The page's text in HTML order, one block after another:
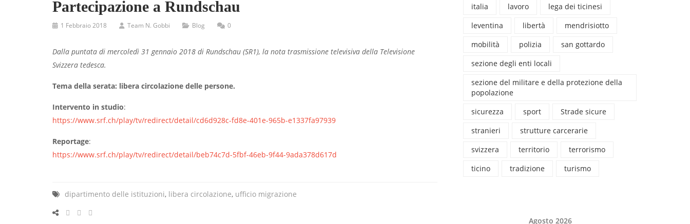
Partecipazione a Rundschau
1 Febbraio 2018 Team N. Gobbi Blog 0
Dalla puntata di mercoledì 31 gennaio 2018 di Rundschau (SR1), la nota trasmissione televisiva della Televisione
Svizzera tedesca.
Tema della serata: libera circolazione delle persone.
Intervento in studio:
https://www.srf.ch/play/tv/redirect/detail/cd6d928c-fd8e-401e-965b-e1337fa97939
Reportage:
https://www.srf.ch/play/tv/redirect/detail/beb74c7d-5fbf-46eb-9f44-9ada378d617d
dipartimento delle istituzioni, libera circolazione, ufficio migrazione
italia
lavoro
lega dei ticinesi
leventina
libertà
mendrisiotto
mobilità
polizia
san gottardo
sezione degli enti locali
sezione del militare e della protezione della
popolazione
sicurezza
sport
Strade sicure
stranieri
strutture carcerarie
svizzera
territorio
terrorismo
ticino
tradizione turismo
Agosto 2026